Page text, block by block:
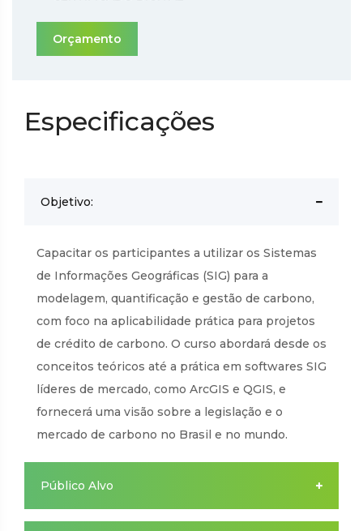
Orçamento
Especificações
Objetivo:
Capacitar os participantes a utilizar os Sistemas
de Informações Geográficas (SIG) para a
modelagem, quantificação e gestão de carbono,
com foco na aplicabilidade prática para projetos
de crédito de carbono. O curso abordará desde os
conceitos teóricos até a prática em softwares SIG
líderes de mercado, como ArcGIS e QGIS, e
fornecerá uma visão sobre a legislação e o
mercado de carbono no Brasil e no mundo.
Público Alvo